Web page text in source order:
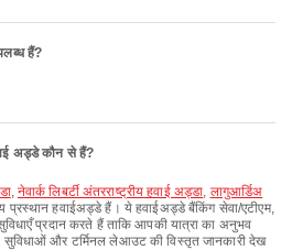
हैं?
अड्डे कौन से हैं?
, नेवार्क लिबर्टी अंतरराष्ट्रीय हवाई अड्डा, लागुआर्डिअ
प्रस्थान हवाईअड्डे हैं। ये हवाईअड्डे बैंकिंग सेवा/एटीएम,
प्रदान करते हैं ताकि आपकी यात्रा का अनुभव
और टर्मिनल लेआउट की विस्तृत जानकारी देख